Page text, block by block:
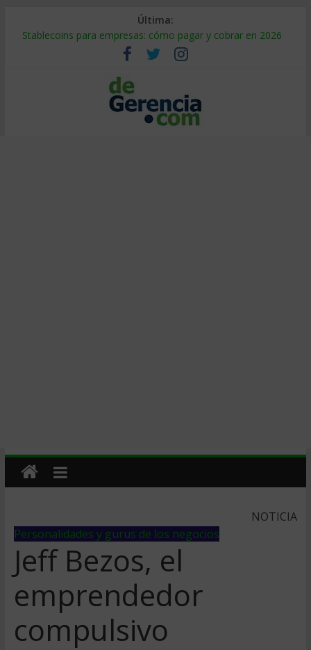
Última:
Stablecoins para empresas: cómo pagar y cobrar en 2026
Despido silencioso: qué es y por qué sale tan caro
IA en selección de personal: cómo auditarla a tiempo
Trabajo forzoso en la cadena de suministro: qué hacer
Mercado hispano de EE. UU.: cómo segmentarlo y venderle
NOTICIA
Personalidades y gurus de los negocios
Jeff Bezos, el
emprendedor
compulsivo